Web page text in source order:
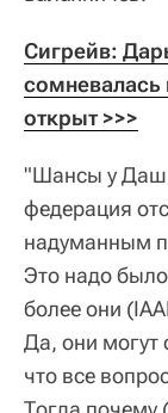
Сигрейв:
сомневалась
открыт >>>
"Шансы у
федерация
надуманным
Это надо
более они
Да, они могут
что все